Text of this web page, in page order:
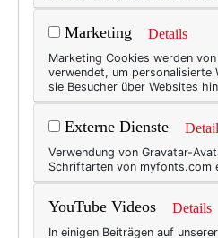
Marketing Details
Marketing Cookies werden
verwendet, um personalisierte
sie Besucher über Websites
Externe Dienste
Verwendung von Gravatar-
Schriftarten von myfonts.com
YouTube Videos Details
In einigen Beiträgen auf